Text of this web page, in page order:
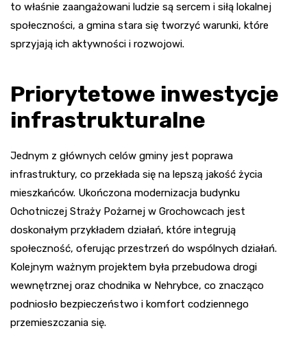
to właśnie zaangażowani ludzie są sercem i siłą lokalnej
społeczności, a gmina stara się tworzyć warunki, które
sprzyjają ich aktywności i rozwojowi.
Priorytetowe inwestycje
infrastrukturalne
Jednym z głównych celów gminy jest poprawa
infrastruktury, co przekłada się na lepszą jakość życia
mieszkańców. Ukończona modernizacja budynku
Ochotniczej Straży Pożarnej w Grochowcach jest
doskonałym przykładem działań, które integrują
społeczność, oferując przestrzeń do wspólnych działań.
Kolejnym ważnym projektem była przebudowa drogi
wewnętrznej oraz chodnika w Nehrybce, co znacząco
podniosło bezpieczeństwo i komfort codziennego
przemieszczania się.